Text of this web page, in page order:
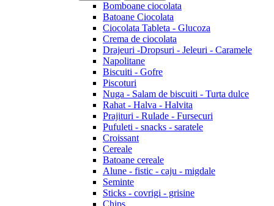
Bomboane ciocolata
Batoane Ciocolata
Ciocolata Tableta - Glucoza
Crema de ciocolata
Drajeuri -Dropsuri - Jeleuri - Caramele
Napolitane
Biscuiti - Gofre
Piscoturi
Nuga - Salam de biscuiti - Turta dulce
Rahat - Halva - Halvita
Prajituri - Rulade - Fursecuri
Pufuleti - snacks - saratele
Croissant
Cereale
Batoane cereale
Alune - fistic - caju - migdale
Seminte
Sticks - covrigi - grisine